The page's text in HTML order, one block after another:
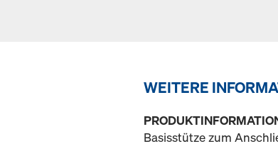
WEITERE
Basisstütze zum